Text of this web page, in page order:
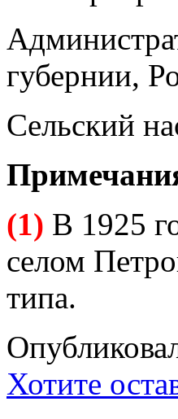
губернии,
Сельский
(1) В 1925
селом
типа.
Хотите